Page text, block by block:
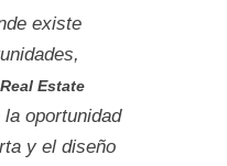
existe
Real Estate
oportunidad
y el diseño